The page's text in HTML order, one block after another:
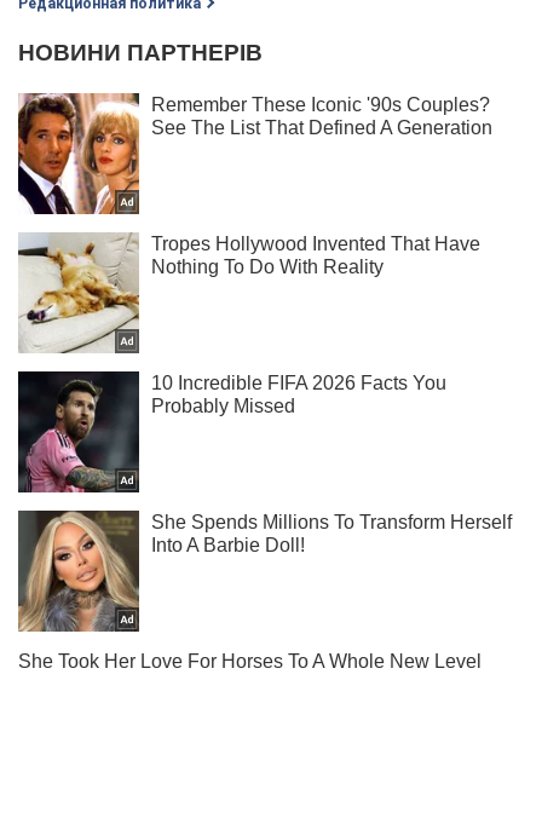
Редакционная политика